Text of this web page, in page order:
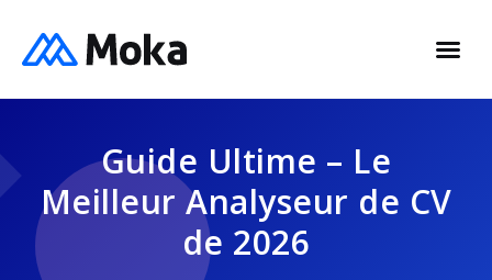
Guide Ultime – Le
Meilleur Analyseur de CV
de 2026